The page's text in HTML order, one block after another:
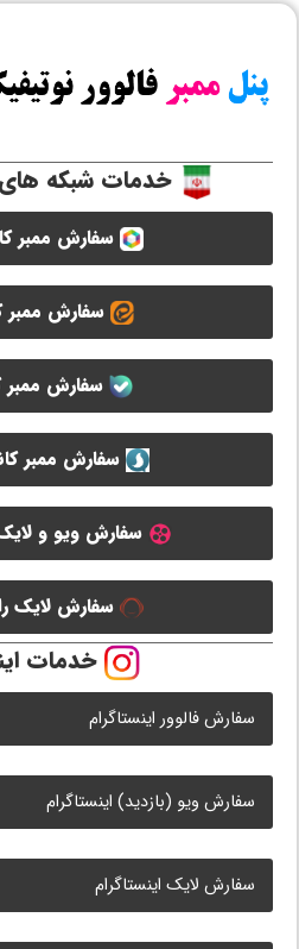
خدمات شبکه های
سفارش ممبر
سفارش ممبر
سفارش ممبر
سفارش ممبر
سفارش ویو و
سفارش لایک
خدمات
سفارش فالوور اینستاگرام
سفارش ویو (بازدید) اینستاگرام
سفارش لایک اینستاگرام